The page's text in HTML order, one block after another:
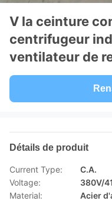
V la ceinture
centrifugeur
ventilateur de
Détails de produit
Current Type:
C.A.
Voltage:
380V/
Material:
Acier